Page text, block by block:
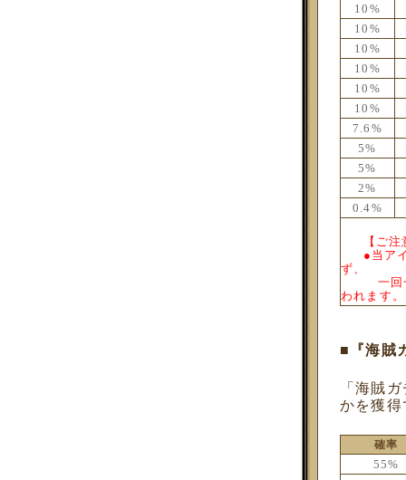
10%
10%
10%
10%
10%
10%
7.6%
5%
5%
2%
0.4%
【ご
●当ア
ず、
一
われます。
■『海賊
「海賊
かを獲
確率
55%